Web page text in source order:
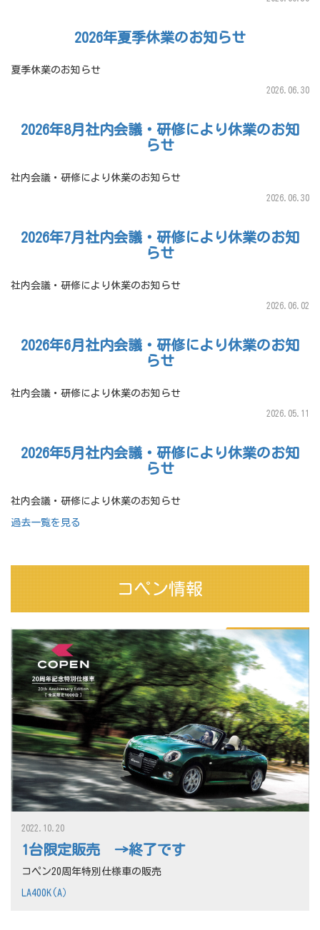
2026年夏季休業のお知らせ
夏季休業のお知らせ
2026.06.30
2026年8月社内会議・研修により休業のお知
らせ
社内会議・研修により休業のお知らせ
2026.06.30
2026年7月社内会議・研修により休業のお知
らせ
社内会議・研修により休業のお知らせ
2026.06.02
2026年6月社内会議・研修により休業のお知
らせ
社内会議・研修により休業のお知らせ
2026.05.11
2026年5月社内会議・研修により休業のお知
らせ
社内会議・研修により休業のお知らせ
過去一覧を見る
コペン情報
1台限定販売 →終了です
2022.10.20
コペン20周年特別仕様車の販売
LA400K(A）